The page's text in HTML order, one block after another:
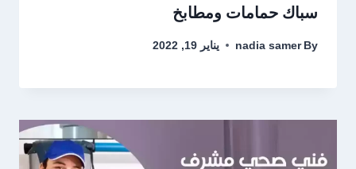
سباك حمامات ومطابخ
By
nadia samer يناير 19, 2022